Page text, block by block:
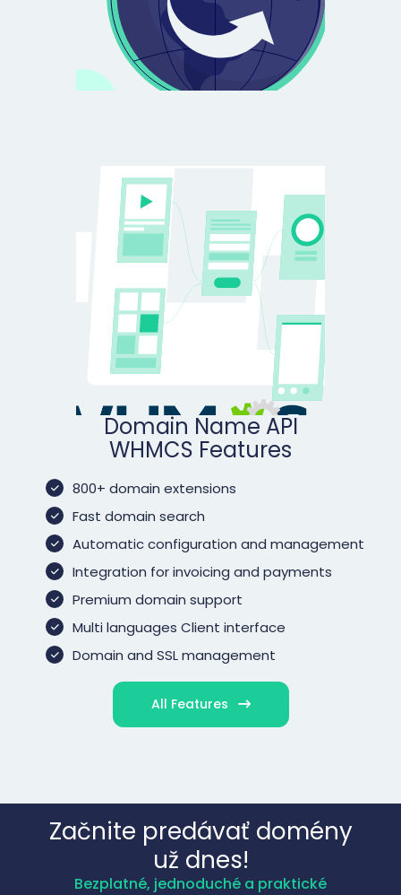
Domain Name API
WHMCS Features
800+ domain extensions
Fast domain search
Automatic configuration and management
Integration for invoicing and payments
Premium domain support
Multi languages Client interface
Domain and SSL management
All Features
Začnite predávať domény
už dnes!
Bezplatné, jednoduché a praktické